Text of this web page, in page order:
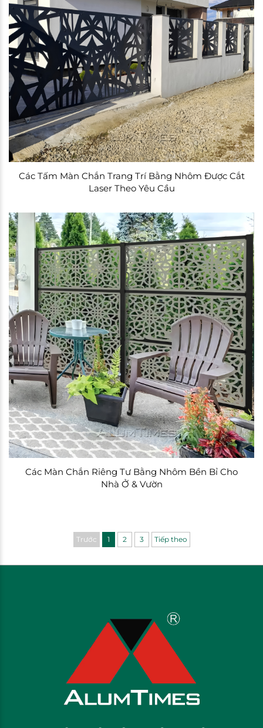
Các Tấm Màn Chắn Trang Trí Bằng Nhôm Được Cắt
Laser Theo Yêu Cầu
Các Màn Chắn Riêng Tư Bằng Nhôm Bền Bỉ Cho
Nhà Ở & Vườn
Trước 1 2 3 Tiếp theo